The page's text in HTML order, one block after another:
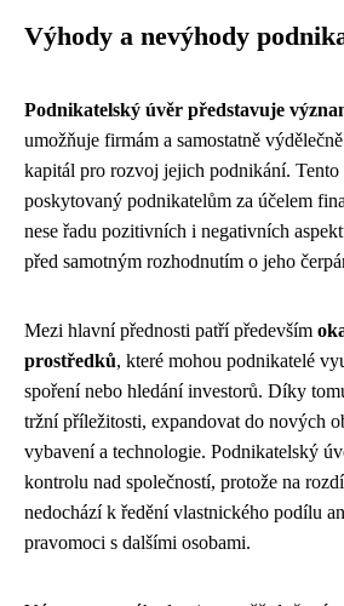
Výhody a nevýhody
Podnikatelský úvěr představuje
umožňuje firmám a samostatně
kapitál pro rozvoj jejich podnikání.
poskytovaný podnikatelům za účelem
nese řadu pozitivních i negativních
před samotným rozhodnutím o jeho
Mezi hlavní přednosti patří především
prostředků, které mohou podnikatelé
spoření nebo hledání investorů. Díky
tržní příležitosti, expandovat do nových
vybavení a technologie. Podnikatelský
kontrolu nad společností, protože na
nedochází k ředění vlastnického podílu
pravomoci s dalšími osobami.